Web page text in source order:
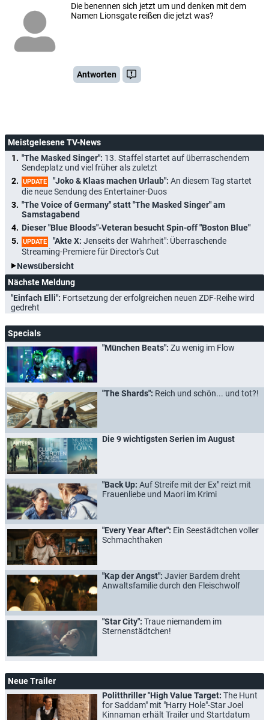
Die benennen sich jetzt um und denken mit dem
Namen Lionsgate reißen die jetzt was?
Antworten
Meistgelesene TV-News
"The Masked Singer": 13. Staffel startet auf überraschendem
Sendeplatz und viel früher als zuletzt
UPDATE "Joko & Klaas machen Urlaub": An diesem Tag startet
die neue Sendung des Entertainer-Duos
"The Voice of Germany" statt "The Masked Singer" am
Samstagabend
Dieser "Blue Bloods"-Veteran besucht Spin-off "Boston Blue"
UPDATE "Akte X: Jenseits der Wahrheit": Überraschende
Streaming-Premiere für Director's Cut
Newsübersicht
Nächste Meldung
"Einfach Elli": Fortsetzung der erfolgreichen neuen ZDF-Reihe wird
gedreht
Specials
"München Beats": Zu wenig im Flow
"The Shards": Reich und schön... und tot?!
Die 9 wichtigsten Serien im August
"Back Up: Auf Streife mit der Ex" reizt mit
Frauenliebe und Māori im Krimi
"Every Year After": Ein Seestädtchen voller
Schmachthaken
"Kap der Angst": Javier Bardem dreht
Anwaltsfamilie durch den Fleischwolf
"Star City": Traue niemandem im
Sternenstädtchen!
Neue Trailer
Politthriller "High Value Target: The Hunt
for Saddam" mit "Harry Hole"-Star Joel
Kinnaman erhält Trailer und Startdatum